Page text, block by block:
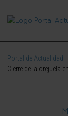
Portal de Actualidad
Cierre de la orejuela